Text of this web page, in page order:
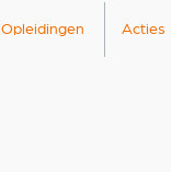
Opleidingen Acties